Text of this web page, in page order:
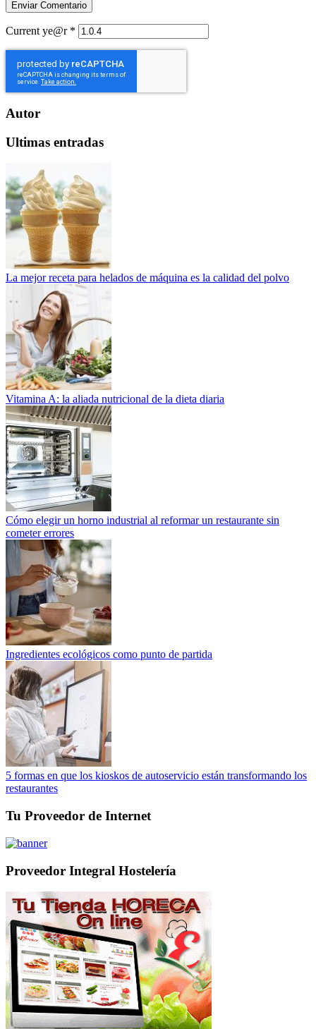
Current ye@r *
Autor
Ultimas entradas
La mejor receta para helados de máquina es la calidad del polvo
Vitamina A: la aliada nutricional de la dieta diaria
Cómo elegir un horno industrial al reformar un restaurante sin
cometer errores
Ingredientes ecológicos como punto de partida
5 formas en que los kioskos de autoservicio están transformando los
restaurantes
Tu Proveedor de Internet
Proveedor Integral Hostelería